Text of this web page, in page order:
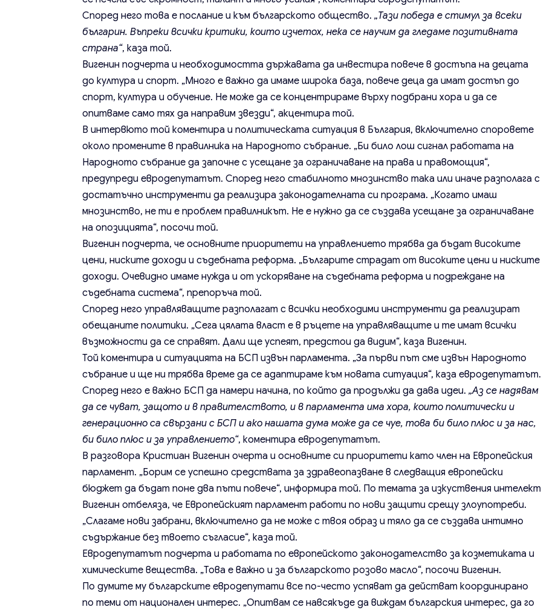
Според него това е послание и към българското общество.„Тази победа е стимул за всеки
българин. Въпреки всички критики, които изчетох, нека се научим да гледаме позитивната
страна“, каза той.
Вигенин подчерта и необходимостта държавата да инвестира повече в достъпа на децата
до култура и спорт. „Много е важно да имаме широка база, повече деца да имат достъп до
спорт, култура и обучение. Не може да се концентрираме върху подбрани хора и да се
опитваме само тях да направим звезди“, акцентира той.
В интервюто той коментира и политическата ситуация в България, включително споровете
около промените в правилника на Народното събрание. „Би било лош сигнал работата на
Народното събрание да започне с усещане за ограничаване на права и правомощия“,
предупреди евродепутатът. Според него стабилното мнозинство така или иначе разполага с
достатъчно инструменти да реализира законодателната си програма. „Когато имаш
мнозинство, не ти е проблем правилникът. Не е нужно да се създава усещане за ограничаване
на опозицията“, посочи той.
Вигенин подчерта, че основните приоритети на управлението трябва да бъдат високите
цени, ниските доходи и съдебната реформа. „Българите страдат от високите цени и ниските
доходи. Очевидно имаме нужда и от ускоряване на съдебната реформа и подреждане на
съдебната система“, препоръча той.
Според него управляващите разполагат с всички необходими инструменти да реализират
обещаните политики. „Сега цялата власт е в ръцете на управляващите и те имат всички
възможности да се справят. Дали ще успеят, предстои да видим“, каза Вигенин.
Той коментира и ситуацията на БСП извън парламента. „За първи път сме извън Народното
събрание и ще ни трябва време да се адаптираме към новата ситуация“, каза евродепутатът.
Според него е важно БСП да намери начина, по който да продължи да дава идеи.„Аз се надявам
да се чуват, защото и в правителството, и в парламента има хора, които политически и
генерационно са свързани с БСП и ако нашата дума може да се чуе, това би било плюс и за нас,
би било плюс и за управлението“, коментира евродепутатът.
В разговора Кристиан Вигенин очерта и основните си приоритети като член на Европейския
парламент. „Борим се успешно средствата за здравеопазване в следващия европейски
бюджет да бъдат поне два пъти повече“, информира той. По темата за изкуствения интелект
Вигенин отбеляза, че Европейският парламент работи по нови защити срещу злоупотреби.
„Слагаме нови забрани, включително да не може с твоя образ и тяло да се създава интимно
съдържание без твоето съгласие“, каза той.
Евродепутатът подчерта и работата по европейското законодателство за козметиката и
химическите вещества. „Това е важно и за българското розово масло“, посочи Вигенин.
По думите му българските евродепутати все по-често успяват да действат координирано
по теми от национален интерес. „Опитвам се навсякъде да виждам българския интерес, да го